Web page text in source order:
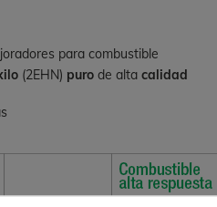
para combustible
(2EHN) puro de alta calidad